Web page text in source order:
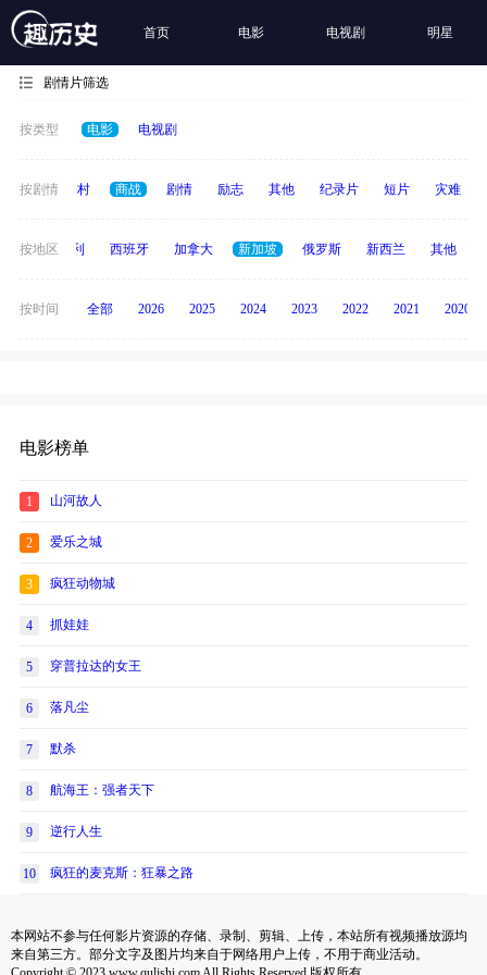
首页 电影 电视剧 明星
剧情片筛选
按类型 电影 电视剧
按剧情
历史 乡村 商战 剧情 励志 其他 纪录片 短片 灾难
按地区
度 意大利 西班牙 加拿大 新加坡 俄罗斯 新西兰 其他
按时间 全部 2026 2025 2024 2023 2022 2021 2020
电影榜单
1 山河故人
2 爱乐之城
3 疯狂动物城
4 抓娃娃
5 穿普拉达的女王
6 落凡尘
7 默杀
8 航海王：强者天下
9 逆行人生
10 疯狂的麦克斯：狂暴之路
本网站不参与任何影片资源的存储、录制、剪辑、上传，本站所有视频播放源均
来自第三方。部分文字及图片均来自于网络用户上传，不用于商业活动。